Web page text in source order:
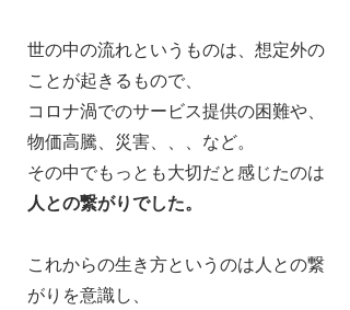
世の中の流れというものは、想定外の
ことが起きるもので、
コロナ渦でのサービス提供の困難や、
物価高騰、災害、、、など。
その中でもっとも大切だと感じたのは
人との繋がりでした。
これからの生き方というのは人との繋
がりを意識し、